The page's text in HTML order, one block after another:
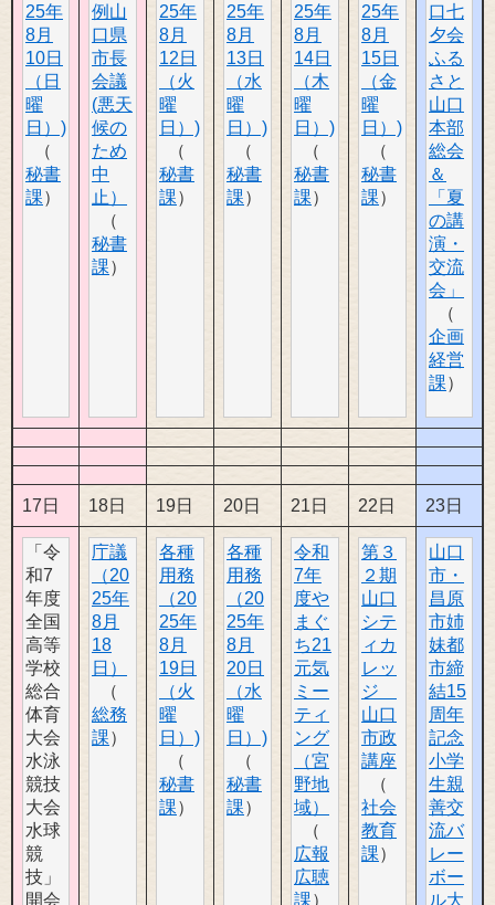
25年
8月
10日
（日
曜
日）)
秘書
課
例山
口県
市長
会議
(悪天
候の
ため
中
止）
秘書
課
25年
8月
12日
（火
曜
日）)
秘書
課
25年
8月
13日
（水
曜
日）)
秘書
課
25年
8月
14日
（木
曜
日）)
秘書
課
25年
8月
15日
（金
曜
日）)
秘書
課
口七
夕会
ふる
さと
山口
本部
総会
＆
「夏
の講
演・
交流
会」
企画
経営
課
17日 18日 19日 20日 21日 22日 23日
「令
和7
年度
全国
高等
学校
総合
体育
大会
水泳
競技
大会
水球
競
技」
開会
庁議
（20
25年
8月
18
日）
総務
課
各種
用務
（20
25年
8月
19日
（火
曜
日）)
秘書
課
各種
用務
（20
25年
8月
20日
（水
曜
日）)
秘書
課
令和
7年
度や
まぐ
ち21
元気
ミー
ティ
ング
（宮
野地
域）
広報
広聴
課
第３
２期
山口
シテ
ィカ
レッ
ジ
山口
市政
講座
社会
教育
課
山口
市・
昌原
市姉
妹都
市締
結15
周年
記念
小学
生親
善交
流バ
レー
ボー
ル大